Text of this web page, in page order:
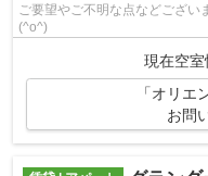
ご要望やご不明な点などござ
(^o^)
現在空室
「オリエ
お問